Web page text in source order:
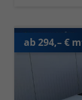
ab 294,– €